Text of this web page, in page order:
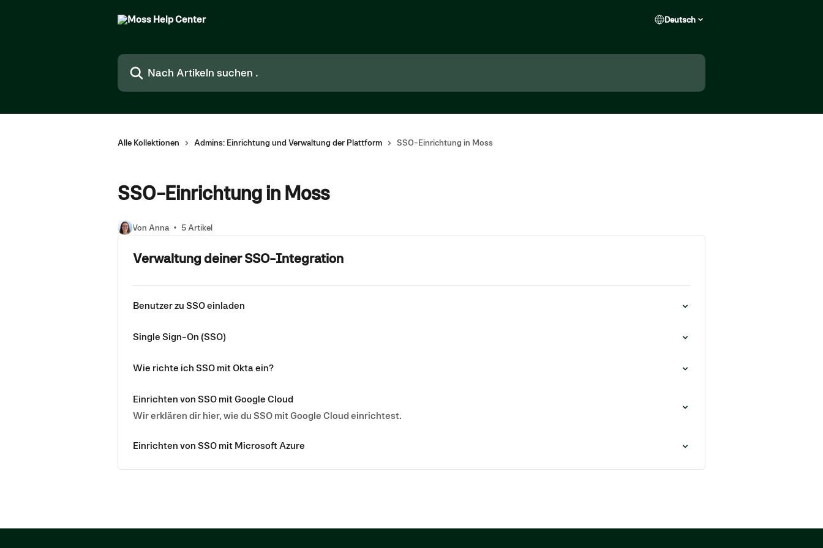
Deutsch
Nach Artikeln suchen …
Alle Kollektionen Admins: Einrichtung und Verwaltung der Plattform SSO-Einrichtung in Moss
SSO-Einrichtung in Moss
Von Anna 5 Artikel
Verwaltung deiner SSO-Integration
Benutzer zu SSO einladen
Single Sign-On (SSO)
Wie richte ich SSO mit Okta ein?
Einrichten von SSO mit Google Cloud
Wir erklären dir hier, wie du SSO mit Google Cloud einrichtest.
Einrichten von SSO mit Microsoft Azure